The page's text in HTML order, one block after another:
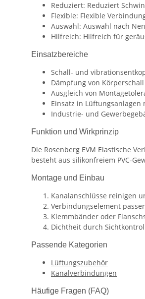
Reduziert: Reduziert
Flexible: Flexible
Auswahl: Auswahl nach
Hilfreich: Hilfreich für
Einsatzbereiche
Schall- und
Dämpfung von
Ausgleich von
Einsatz in
Industrie- und
Funktion und Wirkprinzip
Die Rosenberg EVM Elastische
besteht aus silikonfreiem PVC-
Montage und Einbau
Kanalanschlüsse reinigen
Verbindungselement
Klemmbänder oder
Dichtheit durch
Passende Kategorien
Lüftungszubehör
Kanalverbindungen
Häufige Fragen (FAQ)